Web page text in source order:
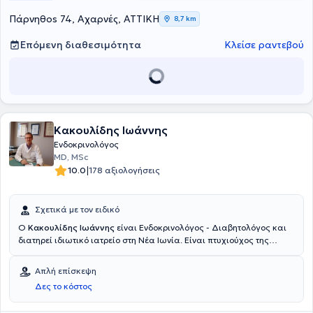
Πάρνηθοs 74, Αχαρνές, ΑΤΤΙΚΗ 8,7 km
Επόμενη διαθεσιμότητα Κλείσε ραντεβού
Κακουλίδης Ιωάννης
Ενδοκρινολόγος
MD, MSc
10.0|178 αξιολογήσεις
Σχετικά με τον ειδικό
Ο Κακουλίδης Ιωάννης είναι Ενδοκρινολόγος - Διαβητολόγος και
διατηρεί ιδιωτικό ιατρείο στη Νέα Ιωνία. Είναι πτυχιούχος της
Αθηνών και κάτοχος Μεταπτυχιακού διπλώματος στην «Έρευνα
στην Γυναικεία Αναπαραγωγή» της Ιατρικής Σχολής του ΕΚΠΑ.
Ειδικεύτηκε στην Ενδοκρινολογία στο Τμήμα Ενδοκρινολογίας,
Διαβήτη και Μεταβολισμού του Γενικού Νοσοκομείου - Μαιευτηρίου
Απλή επίσκεψη
Δες το κόστος